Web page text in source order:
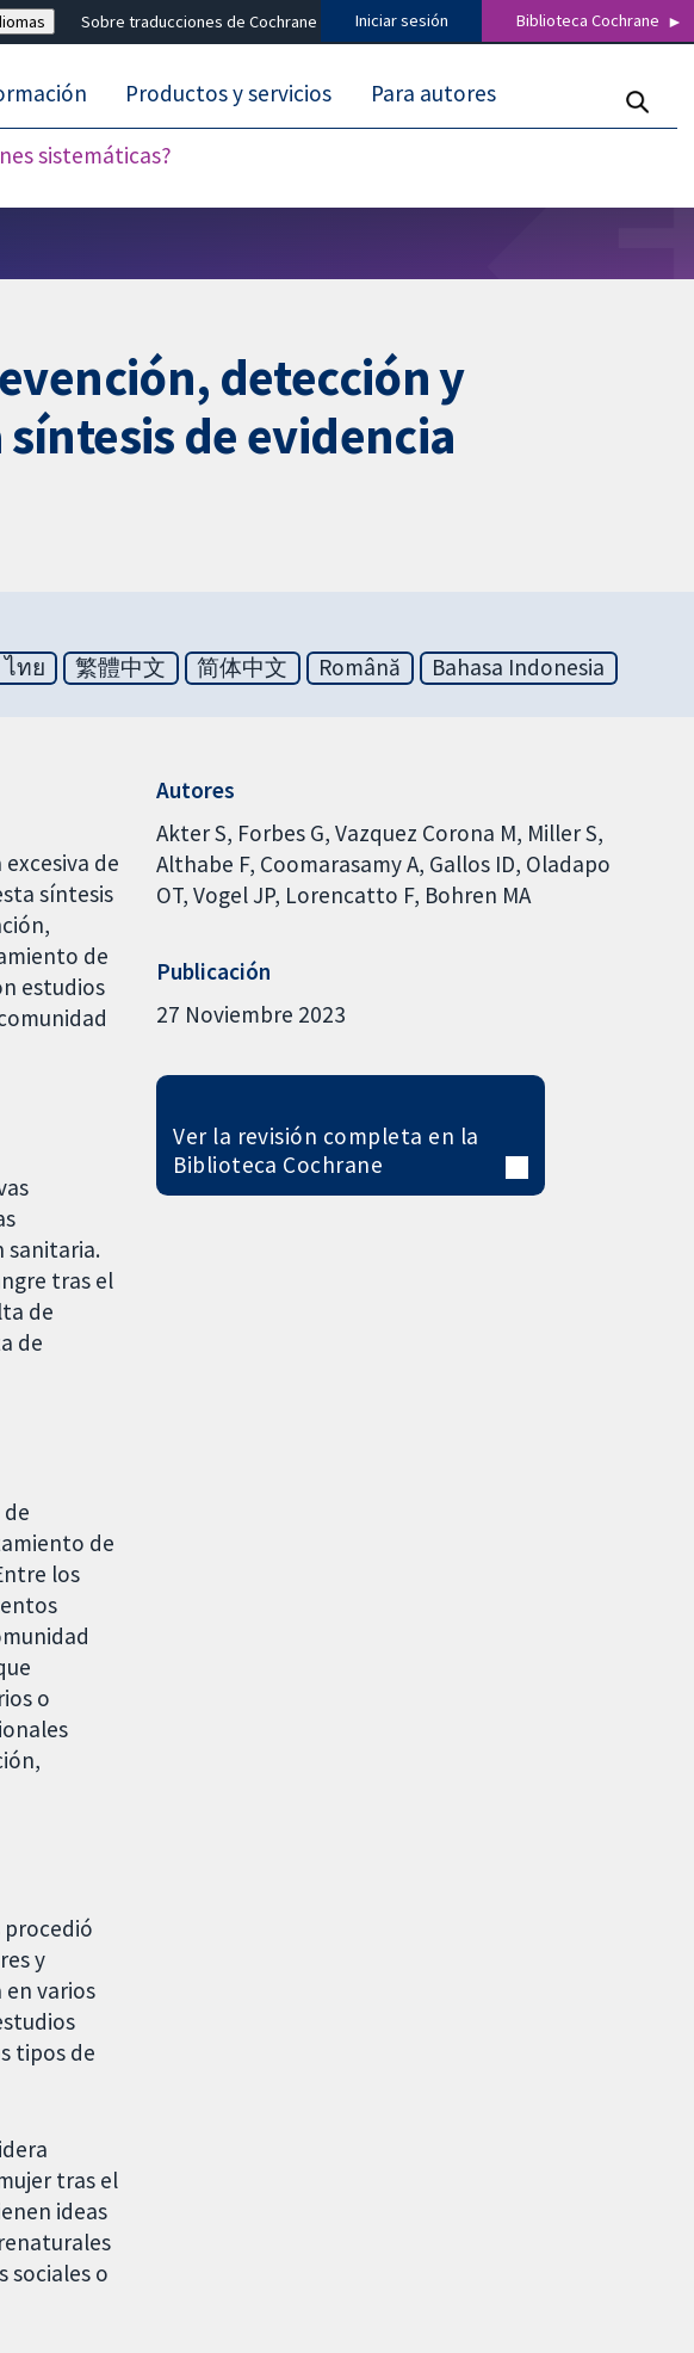
Sobre traducciones de Cochrane Iniciar sesión Biblioteca Cochrane
sistemáticas?
Productos y servicios Para autores
detección y
de evidencia
ไทย 繁體中文 简体中文 Română Bahasa Indonesia
de
síntesis
de
estudios
sanitaria.
tras el
de
de
de
los
o
procedió
y
varios
tipos de
tras el
ideas
sociales o
Autores
Akter S Forbes G Vazquez Corona M Miller S
Althabe F Coomarasamy A Gallos ID Oladapo
OT Vogel JP Lorencatto F Bohren MA
Publicación
27 Noviembre 2023
Ver la revisión completa en la
Biblioteca Cochrane